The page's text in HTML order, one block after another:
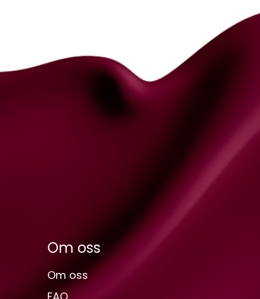
Om oss
Om oss